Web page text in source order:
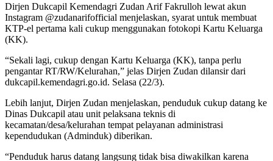
Dirjen Dukcapil Kemendagri Zudan Arif Fakrulloh lewat akun
Instagram @zudanarifofficial menjelaskan, syarat untuk membuat
KTP-el pertama kali cukup menggunakan fotokopi Kartu Keluarga
(KK).
“Sekali lagi, cukup dengan Kartu Keluarga (KK), tanpa perlu
pengantar RT/RW/Kelurahan,” jelas Dirjen Zudan dilansir dari
dukcapil.kemendagri.go.id. Selasa (22/3).
Lebih lanjut, Dirjen Zudan menjelaskan, penduduk cukup datang ke
Dinas Dukcapil atau unit pelaksana teknis di
kecamatan/desa/kelurahan tempat pelayanan administrasi
kependudukan (Adminduk) diberikan.
“Penduduk harus datang langsung tidak bisa diwakilkan karena